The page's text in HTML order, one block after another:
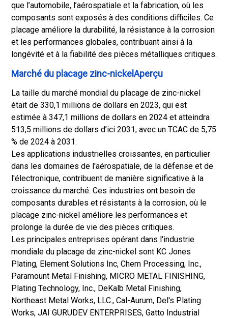
que l’automobile, l’aérospatiale et la fabrication, où les
composants sont exposés à des conditions difficiles. Ce
placage améliore la durabilité, la résistance à la corrosion
et les performances globales, contribuant ainsi à la
longévité et à la fiabilité des pièces métalliques critiques.
Marché du placage zinc-nickelAperçu
La taille du marché mondial du placage de zinc-nickel
était de 330,1 millions de dollars en 2023, qui est
estimée à 347,1 millions de dollars en 2024 et atteindra
513,5 millions de dollars d’ici 2031, avec un TCAC de 5,75
% de 2024 à 2031.
Les applications industrielles croissantes, en particulier
dans les domaines de l'aérospatiale, de la défense et de
l'électronique, contribuent de manière significative à la
croissance du marché. Ces industries ont besoin de
composants durables et résistants à la corrosion, où le
placage zinc-nickel améliore les performances et
prolonge la durée de vie des pièces critiques.
Les principales entreprises opérant dans l'industrie
mondiale du placage de zinc-nickel sont KC Jones
Plating, Element Solutions Inc, Chem Processing, Inc.,
Paramount Metal Finishing, MICRO METAL FINISHING,
Plating Technology, Inc., DeKalb Metal Finishing,
Northeast Metal Works, LLC., Cal-Aurum, Del's Plating
Works, JAI GURUDEV ENTERPRISES, Gatto Industrial